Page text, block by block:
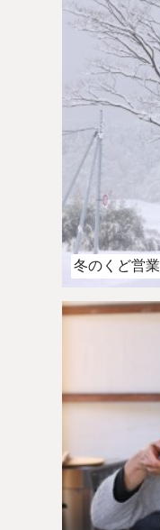
冬のくど営